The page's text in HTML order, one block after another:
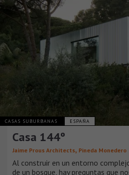
CASAS SUBURBANAS ESPAÑA
Casa 144º
Jaime Prous Architects, Pineda Monedero
Al construir en un entorno
de un bosque, hay preguntas que